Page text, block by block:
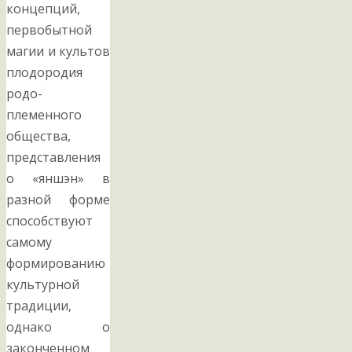
концепций,
первобытной
магии и культов
плодородия
родо-
племенного
общества,
представления
о «яншэн» в
разной форме
способствуют
самому
формированию
культурной
традиции,
однако о
законченном